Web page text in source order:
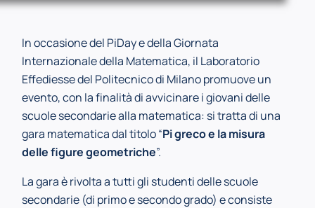
In occasione del PiDay e della Giornata
Internazionale della Matematica, il Laboratorio
Effediesse del Politecnico di Milano promuove un
evento, con la finalità di avvicinare i giovani delle
scuole secondarie alla matematica: si tratta di una
gara matematica dal titolo “Pi greco e la misura
delle figure geometriche”.
La gara è rivolta a tutti gli studenti delle scuole
secondarie (di primo e secondo grado) e consiste